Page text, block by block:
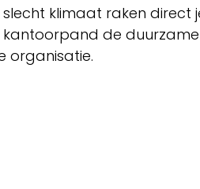
klimaat raken direct
de duurzame
organisatie.